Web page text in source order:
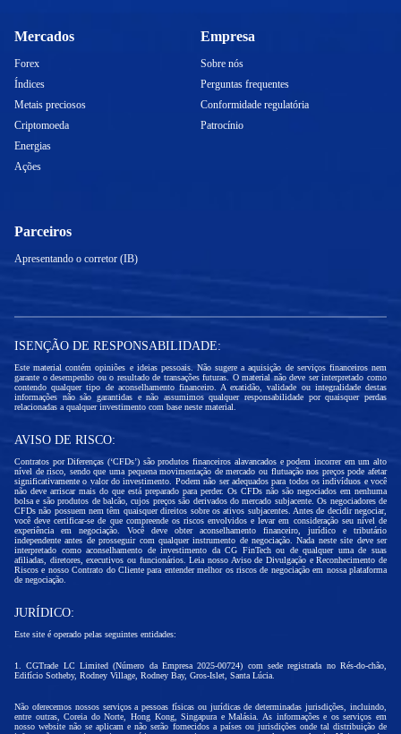
Mercados
Forex
Índices
Metais preciosos
Criptomoeda
Energias
Ações
Empresa
Sobre nós
Perguntas frequentes
Conformidade regulatória
Patrocínio
Parceiros
Apresentando o corretor (IB)
ISENÇÃO DE RESPONSABILIDADE:
Este material contém opiniões e ideias pessoais. Não sugere a aquisição de serviços financeiros nem
garante o desempenho ou o resultado de transações futuras. O material não deve ser interpretado como
contendo qualquer tipo de aconselhamento financeiro. A exatidão, validade ou integralidade destas
informações não são garantidas e não assumimos qualquer responsabilidade por quaisquer perdas
relacionadas a qualquer investimento com base neste material.
AVISO DE RISCO:
Contratos por Diferenças (‘CFDs’) são produtos financeiros alavancados e podem incorrer em um alto
nível de risco, sendo que uma pequena movimentação de mercado ou flutuação nos preços pode afetar
significativamente o valor do investimento. Podem não ser adequados para todos os indivíduos e você
não deve arriscar mais do que está preparado para perder. Os CFDs não são negociados em nenhuma
bolsa e são produtos de balcão, cujos preços são derivados do mercado subjacente. Os negociadores de
CFDs não possuem nem têm quaisquer direitos sobre os ativos subjacentes. Antes de decidir negociar,
você deve certificar-se de que compreende os riscos envolvidos e levar em consideração seu nível de
experiência em negociação. Você deve obter aconselhamento financeiro, jurídico e tributário
independente antes de prosseguir com qualquer instrumento de negociação. Nada neste site deve ser
interpretado como aconselhamento de investimento da CG FinTech ou de qualquer uma de suas
afiliadas, diretores, executivos ou funcionários. Leia nosso Aviso de Divulgação e Reconhecimento de
Riscos e nosso Contrato do Cliente para entender melhor os riscos de negociação em nossa plataforma
de negociação.
JURÍDICO:
Este site é operado pelas seguintes entidades:
1. CGTrade LC Limited (Número da Empresa 2025-00724) com sede registrada no Rés-do-chão,
Edifício Sotheby, Rodney Village, Rodney Bay, Gros-Islet, Santa Lúcia.
Não oferecemos nossos serviços a pessoas físicas ou jurídicas de determinadas jurisdições, incluindo,
entre outras, Coreia do Norte, Hong Kong, Singapura e Malásia. As informações e os serviços em
nosso website não se aplicam e não serão fornecidos a países ou jurisdições onde tal distribuição de